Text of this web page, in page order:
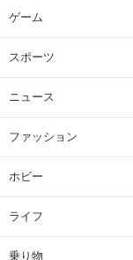
ゲーム
スポーツ
ニュース
ファッション
ホビー
ライフ
乗り物